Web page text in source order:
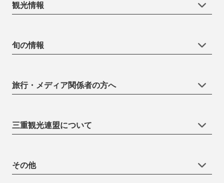
観光情報
旬の情報
旅行・メディア関係者の方へ
三重観光連盟について
その他